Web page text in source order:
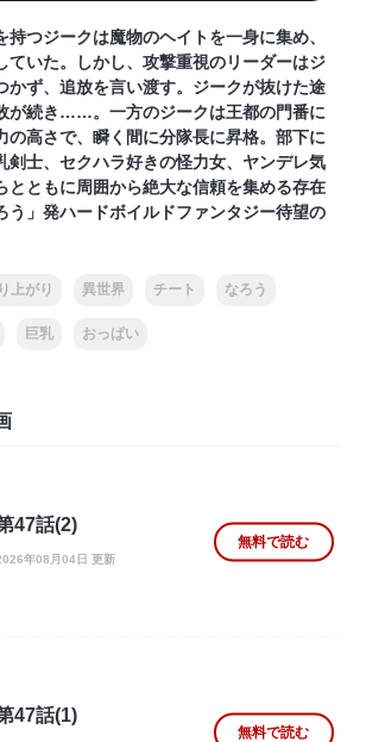
持つジークは魔物のヘイトを一身に集め、
ていた。しかし、攻撃重視のリーダーはジ
かず、追放を言い渡す。ジークが抜けた途
が続き……。一方のジークは王都の門番に
の高さで、瞬く間に分隊長に昇格。部下に
剣士、セクハラ好きの怪力女、ヤンデレ気
とともに周囲から絶大な信頼を集める存在
う」発ハードボイルドファンタジー待望の
上がり 異世界 チート なろう
巨乳 おっぱい
47話(2)
年08月04日 更新
無料で読む
47話(1)
無料で読む